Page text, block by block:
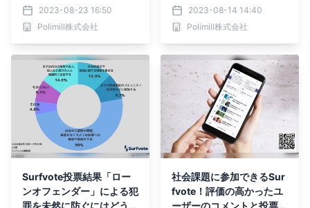
票開始2023-08-23 16:50
Polimill株式会社
べきか？」Surfvoteで投
票開始
2023-08-14 14:40
Polimill株式会社
Surfvote投票結果「ロー
ンオフェンダー」による犯
罪を未然に防ぐにはどうす
社会課題に参加できるSur
fvote！評価の高かったユ
ーザーのコメントと投票の